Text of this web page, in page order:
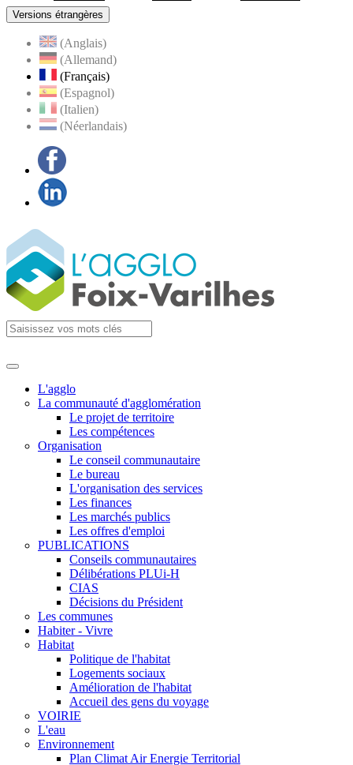
Versions étrangères
(Anglais)
(Allemand)
(Français)
(Espagnol)
(Italien)
(Néerlandais)
Agglo Foix-Varilhes
L'agglo
La communauté d'agglomération
Le projet de territoire
Les compétences
Organisation
Le conseil communautaire
Le bureau
L'organisation des services
Les finances
Les marchés publics
Les offres d'emploi
PUBLICATIONS
Conseils communautaires
Délibérations PLUi-H
CIAS
Décisions du Président
Les communes
Habiter - Vivre
Habitat
Politique de l'habitat
Logements sociaux
Amélioration de l'habitat
Accueil des gens du voyage
VOIRIE
L'eau
Environnement
Plan Climat Air Energie Territorial